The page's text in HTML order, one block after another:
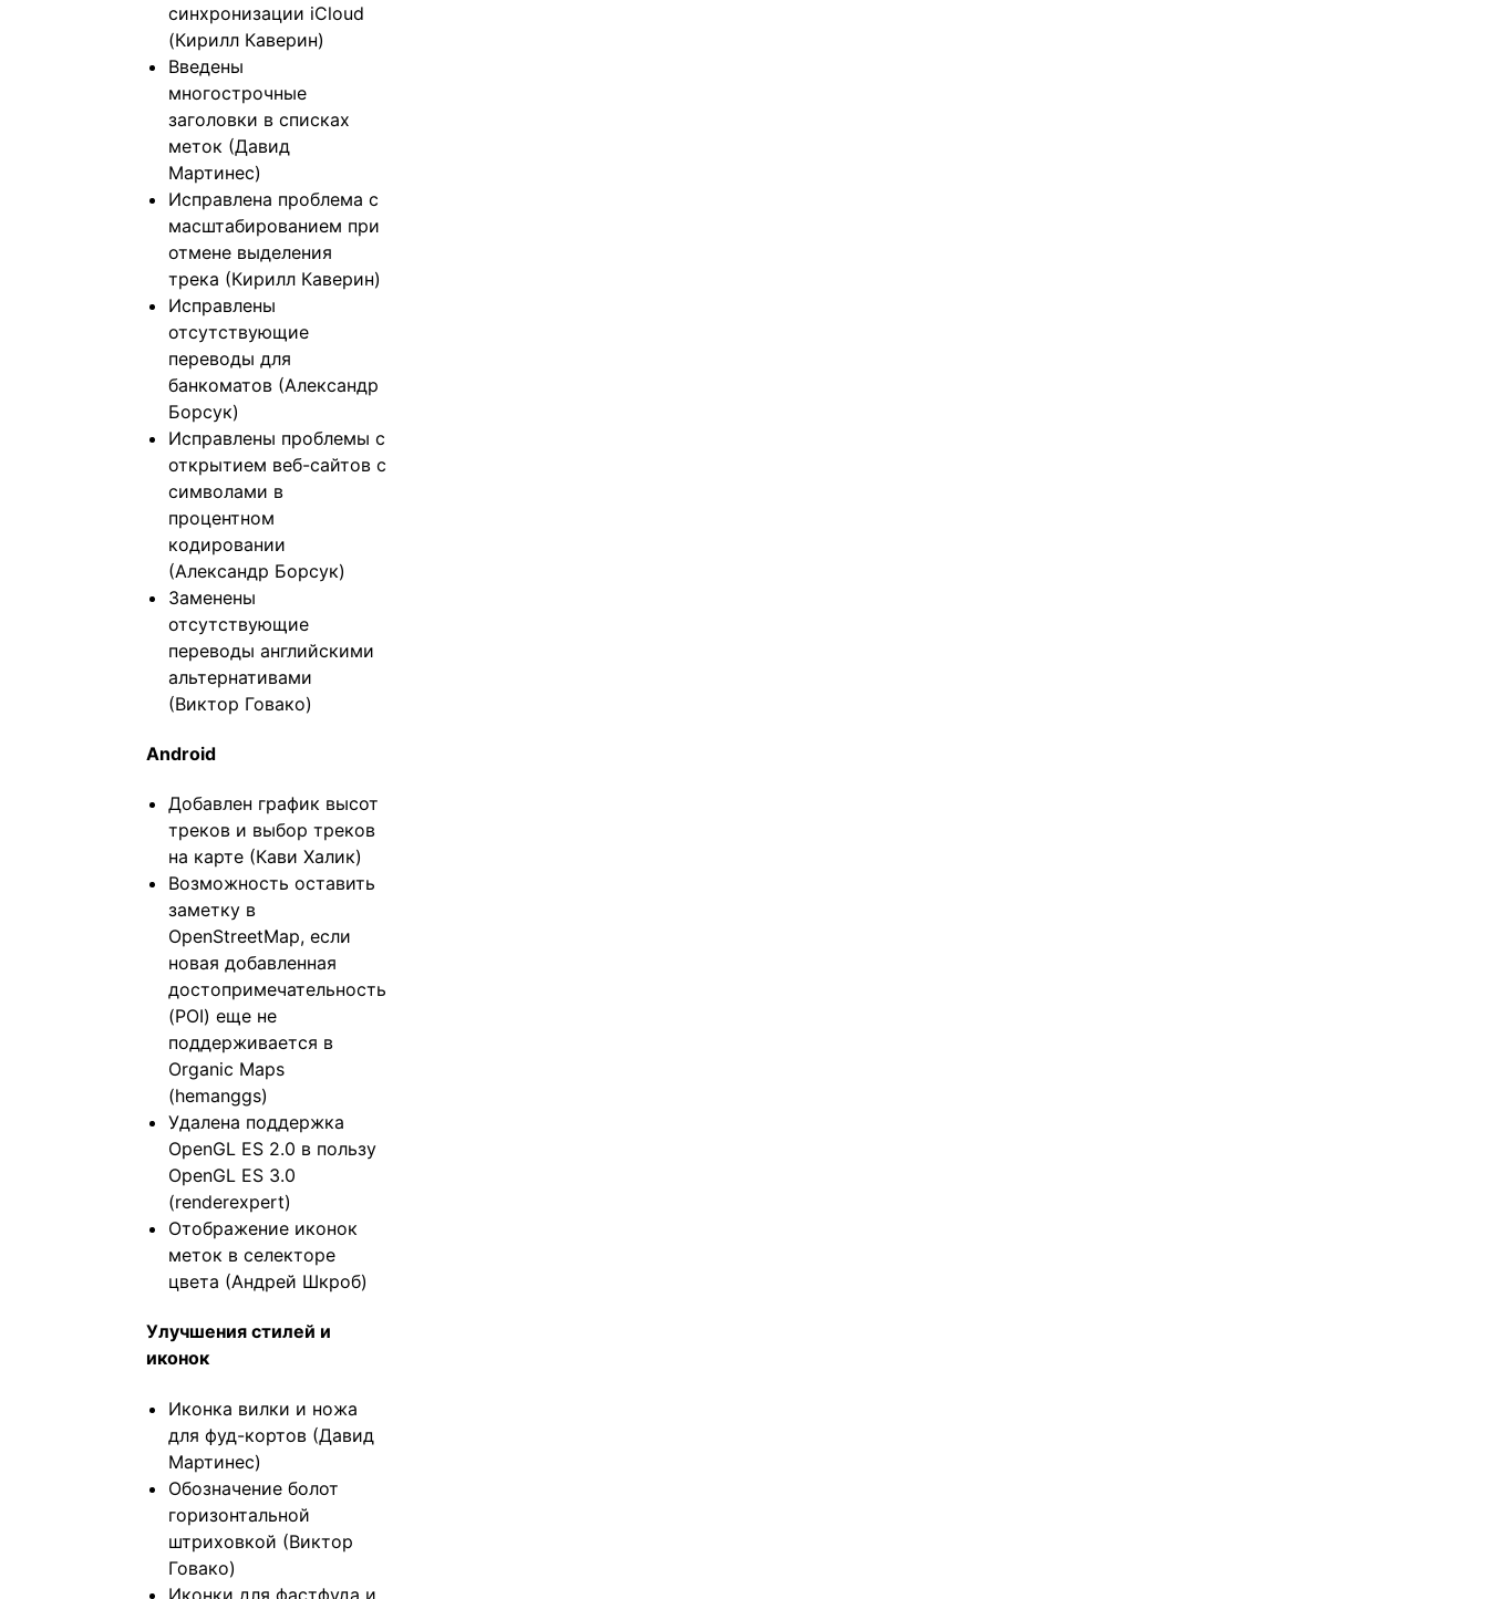
синхронизации iCloud
(Кирилл Каверин)
Введены
многострочные
заголовки в списках
меток (Давид
Мартинес)
Исправлена проблема с
масштабированием при
отмене выделения
трека (Кирилл Каверин)
Исправлены
отсутствующие
переводы для
банкоматов (Александр
Борсук)
Исправлены проблемы с
открытием веб-сайтов с
символами в
процентном
кодировании
(Александр Борсук)
Заменены
отсутствующие
переводы английскими
альтернативами
(Виктор Говако)
Android
Добавлен график высот
треков и выбор треков
на карте (Кави Халик)
Возможность оставить
заметку в
OpenStreetMap, если
новая добавленная
достопримечательность
(POI) еще не
поддерживается в
Organic Maps
(hemanggs)
Удалена поддержка
OpenGL ES 2.0 в пользу
OpenGL ES 3.0
(renderexpert)
Отображение иконок
меток в селекторе
цвета (Андрей Шкроб)
Улучшения стилей и
иконок
Иконка вилки и ножа
для фуд-кортов (Давид
Мартинес)
Обозначение болот
горизонтальной
штриховкой (Виктор
Говако)
Иконки для фастфуда и